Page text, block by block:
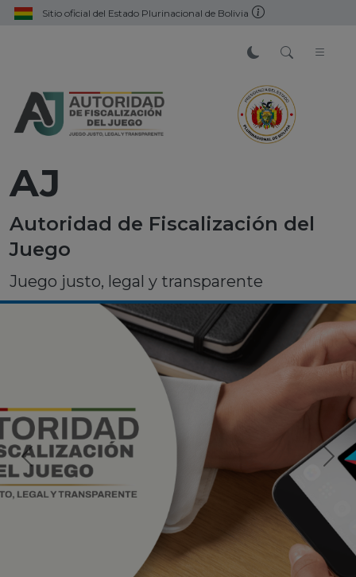
Sitio oficial del Estado Plurinacional de Bolivia
AJ
Autoridad de Fiscalización del
Juego
Juego justo, legal y transparente